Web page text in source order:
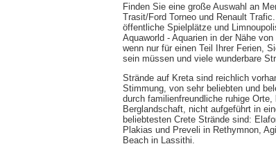
Finden Sie eine große Auswahl an
Trasit/Ford Torneo und Renault
öffentliche Spielplätze und
Aquaworld - Aquarien in der Nähe
wenn nur für einen Teil Ihrer Ferien,
sein müssen und viele wunderbare
Strände auf Kreta sind reichlich
Stimmung, von sehr beliebten und
durch familienfreundliche ruhige
Berglandschaft, nicht aufgeführt in
beliebtesten Crete Strände sind:
Plakias und Preveli in Rethymnon,
Beach in Lassithi.